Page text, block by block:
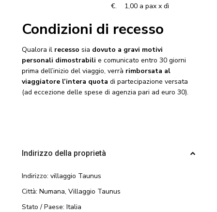
€. 1,00 a pax x dì
Condizioni di recesso
Qualora il recesso sia dovuto a gravi motivi
personali dimostrabili e comunicato entro 30 giorni
prima dell’inizio del viaggio, verrà rimborsata al
viaggiatore l’intera quota di partecipazione versata
(ad eccezione delle spese di agenzia pari ad euro 30).
Indirizzo della proprietà
Indirizzo: villaggio Taunus
Città: Numana,Villaggio Taunus
Stato / Paese: Italia